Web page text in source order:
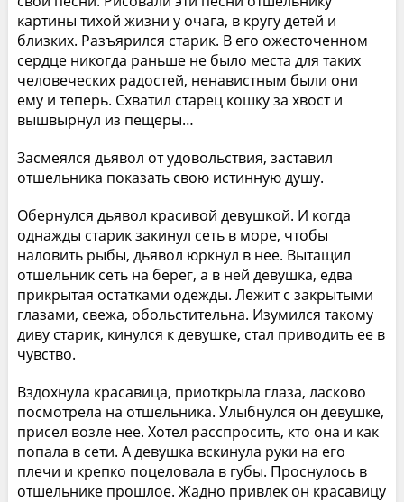
картины тихой жизни у очага, в кругу детей и
близких. Разъярился старик. В его ожесточенном
сердце никогда раньше не было места для таких
человеческих радостей, ненавистным были они
ему и теперь. Схватил старец кошку за хвост и
вышвырнул из пещеры…
Засмеялся дьявол от удовольствия, заставил
отшельника показать свою истинную душу.
Обернулся дьявол красивой девушкой. И когда
однажды старик закинул сеть в море, чтобы
наловить рыбы, дьявол юркнул в нее. Вытащил
отшельник сеть на берег, а в ней девушка, едва
прикрытая остатками одежды. Лежит с закрытыми
глазами, свежа, обольстительна. Изумился такому
диву старик, кинулся к девушке, стал приводить ее в
чувство.
Вздохнула красавица, приоткрыла глаза, ласково
посмотрела на отшельника. Улыбнулся он девушке,
присел возле нее. Хотел расспросить, кто она и как
попала в сети. А девушка вскинула руки на его
плечи и крепко поцеловала в губы. Проснулось в
отшельнике прошлое. Жадно привлек он красавицу